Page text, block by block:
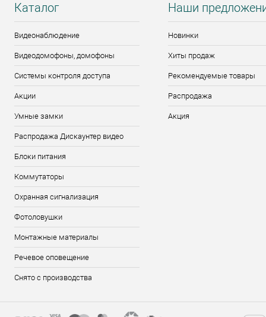
Каталог
Видеонаблюдение
Видеодомофоны, домофоны
Системы контроля доступа
Акции
Умные замки
Распродажа Дискаунтер видео
Блоки питания
Коммутаторы
Охранная сигнализация
Фотоловушки
Монтажные материалы
Речевое оповещение
Снято с производства
Наши
Новинки
Хиты продаж
Рекомендуемые товары
Распродажа
Акция